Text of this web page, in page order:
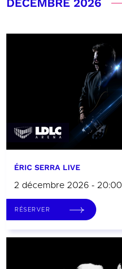
DÉCEMBRE 2026
ÉRIC SERRA LIVE
2 décembre 2026 - 20:00
RÉSERVER